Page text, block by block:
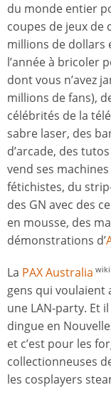
du monde entier
coupes de jeux de
millions de dollars
l’année à bricoler
dont vous n’avez
millions de fans),
célébrités de la
sabre laser, des
d’arcade, des
vend ses
fétichistes, du
des GN avec des
en mousse, des
démonstrations d’
La PAX Australia wiki
gens qui
une LAN-party. Et
dingue en
et c’est pour les
collectionneuses
les cosplayers